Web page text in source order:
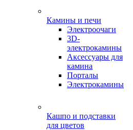
Камины и печи
Электроочаги
3D-
электрокамины
Аксессуары для
камина
Порталы
Электрокамины
Кашпо и подставки
для цветов